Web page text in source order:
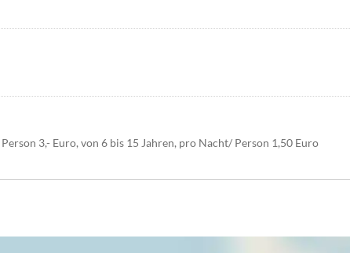
3,- Euro, von 6 bis 15 Jahren, pro Nacht/ Person 1,50 Euro